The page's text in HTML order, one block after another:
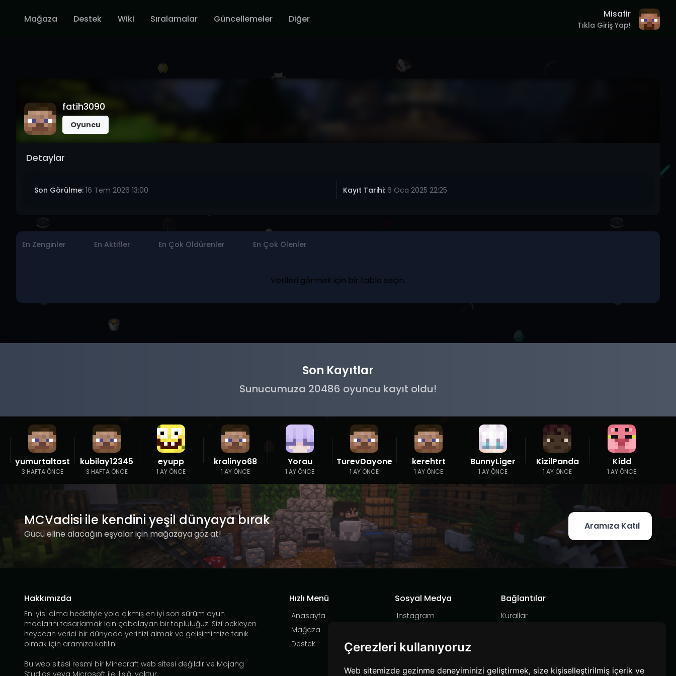
Çerezleri kullanıyoruz
Web sitemizde gezinme deneyiminizi geliştirmek, size kişiselleştirilmiş içerik ve
Mağaza Destek Wiki Sıralamalar Güncellemeler Diğer Misafir
Tıkla Giriş Yap!
fatih3090
Oyuncu
Detaylar
Son Görülme: 16 Tem 2026 13:00 Kayıt Tarihi: 6 Oca 2025 22:25
En Zenginler En Aktifler En Çok Öldürenler En Çok Ölenler
Verileri görmek için bir tablo seçin.
Son Kayıtlar
Sunucumuza 20486 oyuncu kayıt oldu!
yumurtaltost
3 HAFTA ÖNCE
kubilay12345
3 HAFTA ÖNCE
eyupp
1 AY ÖNCE
kralinyo68
1 AY ÖNCE
Yorau
1 AY ÖNCE
TurevDayone
1 AY ÖNCE
kerehtrt
1 AY ÖNCE
BunnyLiger
1 AY ÖNCE
KizilPanda
1 AY ÖNCE
Kidd
1 AY ÖNCE
MCVadisi ile kendini yeşil dünyaya bırak
Gücü eline alacağın eşyalar için mağazaya göz at!
Aramıza Katıl
Hakkımızda
En iyisi olma hedefiyle yola çıkmış en iyi son sürüm oyun
modlarını tasarlamak için çabalayan bir topluluğuz. Sizi bekleyen
heyecan verici bir dünyada yerinizi almak ve gelişimimize tanık
olmak için aramıza katılın!
Bu web sitesi resmi bir Minecraft web sitesi değildir ve Mojang
Studios veya Microsoft ile ilişiği yoktur.
Hızlı Menü
Anasayfa
Mağaza
Destek
Sosyal Medya
Instagram
TikTok
Bağlantılar
Kurallar